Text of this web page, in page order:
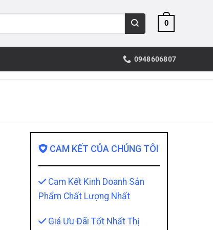
0
0948606807
CAM KẾT CỦA CHÚNG TÔI
Cam Kết Kinh Doanh Sản
Phẩm Chất Lượng Nhất
Giá Ưu Đãi Tốt Nhất Thị